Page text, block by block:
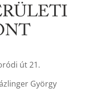
út 21.
György